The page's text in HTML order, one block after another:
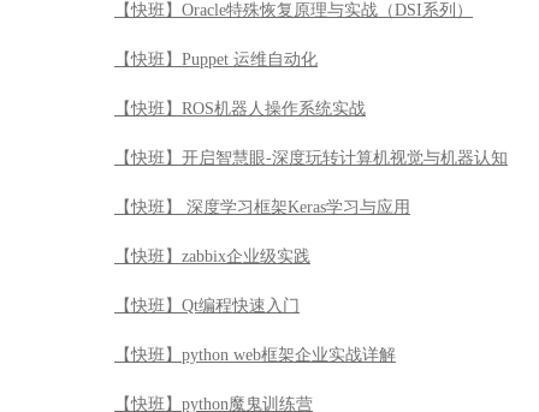
【快班】Oracle特殊恢复原理与实战（DSI系列）
【快班】Puppet 运维自动化
【快班】ROS机器人操作系统实战
【快班】开启智慧眼-深度玩转计算机视觉与机器认知
【快班】 深度学习框架Keras学习与应用
【快班】zabbix企业级实践
【快班】Qt编程快速入门
【快班】python web框架企业实战详解
【快班】python魔鬼训练营